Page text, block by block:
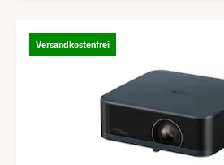
Versandkostenfrei